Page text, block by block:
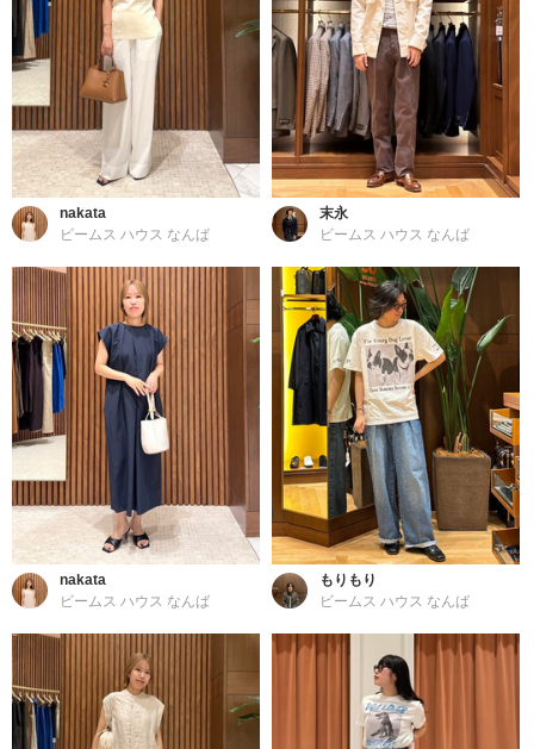
nakata
ビームス ハウス なんば
末永
ビームス ハウス なんば
nakata
ビームス ハウス なんば
もりもり
ビームス ハウス なんば